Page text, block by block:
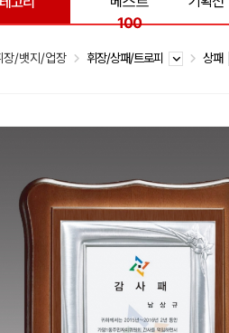
100
장/뱃지/업장 휘장/상패/트로피 상패